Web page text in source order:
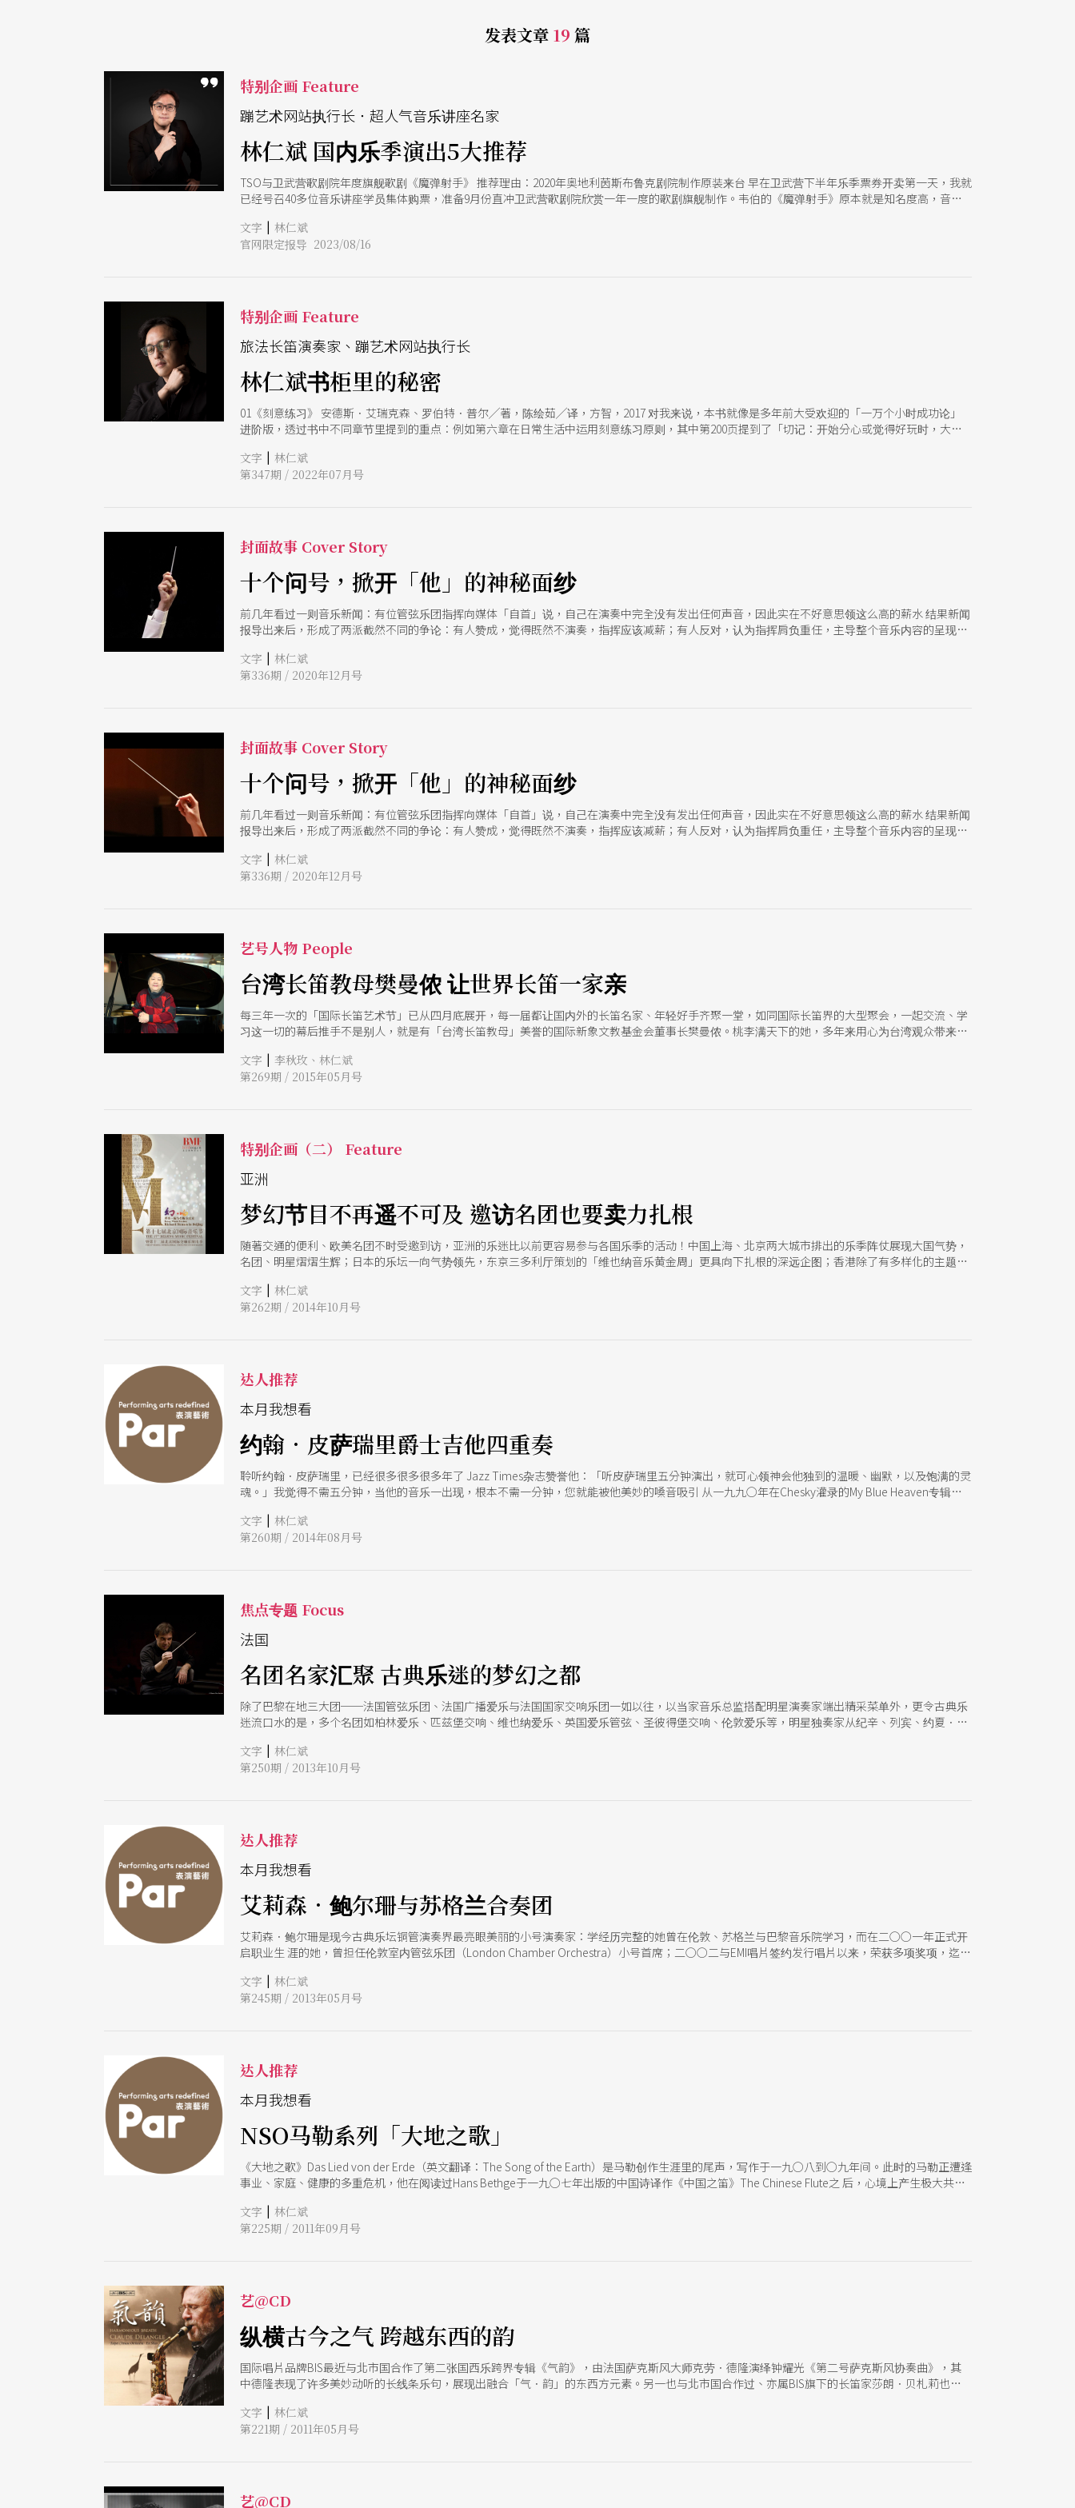
发表文章 19 篇
特别企画 Feature
蹦艺术网站执行长．超人气音乐讲座名家
林仁斌 国内乐季演出5大推荐
TSO与卫武营歌剧院年度旗舰歌剧《魔弹射手》 推荐理由：2020年奥地利茵斯布鲁克剧院制作原装来台 早在卫武营下半年乐季票券开卖第一天，我就
已经号召40多位音乐讲座学员集体购票，准备9月份直冲卫武营歌剧院欣赏一年一度的歌剧旗舰制作。韦伯的《魔弹射手》原本就是知名度高，音乐
作，更何况还有全场中文字幕，100%完整理解歌剧内容，这么好康的事情，我是绝对不会错过der！ 身为音乐人与推广者，我更能理解歌剧制作项目
的包山包海与预算费用的凶猛消耗，这些投资根本不是卖票能够回本的金额，因此能以实际行动支持，到场欣赏，是我诚恳的建议。本次《魔弹射
能获得萧邦钢琴大赛首奖演奏者，只有邓泰山一人，别无分号；而邓泰山老爷子多年来更以自身传承与教学经验，教育出多位大赛重要获奖者：2021
年最新第18届首奖得主刘晓禹（Bruce Liu），也是邓老得意门生。笔者研究萧邦钢琴大赛多年，对历届得奖者演奏如数家珍，因此对我来说，能再次
亲炙邓泰山的萧邦第2号现场风采，品味欣赏大师近年的音乐思维想法新境界，这场音乐会可说是吸引力满点的最棒选择。
文字 | 林仁斌
官网限定报导 2023/08/16
特别企画 Feature
旅法长笛演奏家、蹦艺术网站执行长
林仁斌书柜里的秘密
01《刻意练习》 安德斯．艾瑞克森、罗伯特．普尔╱著，陈绘茹╱译，方智，2017 对我来说，本书就像是多年前大受欢迎的「一万个小时成功论」
进阶版，透过书中不同章节里提到的重点：例如第六章在日常生活中运用刻意练习原则，其中第200页提到了「切记：开始分心或觉得好玩时，大概
文字 | 林仁斌
第347期 / 2022年07月号
封面故事 Cover Story
十个问号，掀开「他」的神秘面纱
前几年看过一则音乐新闻：有位管弦乐团指挥向媒体「自首」说，自己在演奏中完全没有发出任何声音，因此实在不好意思领这么高的薪水 结果新闻
报导出来后，形成了两派截然不同的争论：有人赞成，觉得既然不演奏，指挥应该减薪；有人反对，认为指挥肩负重任，主导整个音乐内容的呈现。
责执行细项业务，但却得面对每个决策的成与败。 然而，大众评断一位指挥的成功与否，看的究竟是舞台上的明星？还是排练中的大师？这些不同的
观点又有什么区别？ 且让我们透过十个面向，认识「指挥」这一行的历史与内涵
文字 | 林仁斌
第336期 / 2020年12月号
封面故事 Cover Story
十个问号，掀开「他」的神秘面纱
前几年看过一则音乐新闻：有位管弦乐团指挥向媒体「自首」说，自己在演奏中完全没有发出任何声音，因此实在不好意思领这么高的薪水 结果新闻
报导出来后，形成了两派截然不同的争论：有人赞成，觉得既然不演奏，指挥应该减薪；有人反对，认为指挥肩负重任，主导整个音乐内容的呈现。
责执行细项业务，但却得面对每个决策的成与败。 然而，大众评断一位指挥的成功与否，看的究竟是舞台上的明星？还是排练中的大师？这些不同的
观点又有什么区别？ 且让我们透过十个面向，认识「指挥」这一行的历史与内涵
文字 | 林仁斌
第336期 / 2020年12月号
艺号人物 People
台湾长笛教母樊曼侬 让世界长笛一家亲
每三年一次的「国际长笛艺术节」已从四月底展开，每一届都让国内外的长笛名家、年轻好手齐聚一堂，如同国际长笛界的大型聚会，一起交流、学
习这一切的幕后推手不是别人，就是有「台湾长笛教母」美誉的国际新象文教基金会董事长樊曼侬。桃李满天下的她，多年来用心为台湾观众带来许
人了解长笛之美
文字 | 李秋玫、林仁斌
第269期 / 2015年05月号
特别企画（二） Feature
亚洲
梦幻节目不再遥不可及 邀访名团也要卖力扎根
随著交通的便利、欧美名团不时受邀到访，亚洲的乐迷比以前更容易参与各国乐季的活动！中国上海、北京两大城市排出的乐季阵仗展现大国气势，
名团、明星熠熠生辉；日本的乐坛一向气势领先，东京三多利厅策划的「维也纳音乐黄金周」更具向下扎根的深远企图；香港除了有多样化的主题音
文字 | 林仁斌
第262期 / 2014年10月号
达人推荐
本月我想看
约翰．皮萨瑞里爵士吉他四重奏
聆听约翰．皮萨瑞里，已经很多很多很多年了 Jazz Times杂志赞誉他：「听皮萨瑞里五分钟演出，就可心领神会他独到的温暖、幽默，以及饱满的灵
魂。」我觉得不需五分钟，当他的音乐一出现，根本不需一分钟，您就能被他美妙的嗓音吸引 从一九九○年在Chesky灌录的My Blue Heaven专辑里
Duke Ellington（2010），及与父亲Bucky Pizzarelli合作的Family Fugue，约翰的嗓音日益成熟，演唱轻松恬适，不但拥有正统的爵士歌手丰富的歌唱
技巧与歌唱演绎，还有他杰出优异的吉他演奏技巧，可说是张张精采，曲曲动人。 在八月份的炎热季节里，安排一个浪漫的周末爵士之夜，光是想像
文字 | 林仁斌
第260期 / 2014年08月号
焦点专题 Focus
法国
名团名家汇聚 古典乐迷的梦幻之都
除了巴黎在地三大团──法国管弦乐团、法国广播爱乐与法国国家交响乐团一如以往，以当家音乐总监搭配明星演奏家端出精采菜单外，更令古典乐
迷流口水的是，多个名团如柏林爱乐、匹兹堡交响、维也纳爱乐、英国爱乐管弦、圣彼得堡交响、伦敦爱乐等，明星独奏家从纪辛、列宾、约夏．贝
文字 | 林仁斌
第250期 / 2013年10月号
达人推荐
本月我想看
艾莉森．鲍尔珊与苏格兰合奏团
艾莉森．鲍尔珊是现今古典乐坛铜管演奏界最亮眼美丽的小号演奏家：学经历完整的她曾在伦敦、苏格兰与巴黎音乐院学习，而在二○○一年正式开
启职业生 涯的她，曾担任伦敦室内管弦乐团（London Chamber Orchestra）小号首席；二○○二与EMI唱片签约发行唱片以来，荣获多项奖项，迄今
而，聆听艾莉森．鲍尔珊的演奏绝对是相当令人舒适悦耳的经 验，她的音色亮丽而不压迫，能够轻易地将音域拔尖拉高（其实是嘴劲与身体协调性极
佳，技术超群），轻松展现出华丽灿烂的铜管之音。而她在历年的多张专 辑中，也展现出对各种号类乐器精湛技术与多元化风格之演奏，可说是技巧
文字 | 林仁斌
第245期 / 2013年05月号
达人推荐
本月我想看
NSO马勒系列「大地之歌」
《大地之歌》Das Lied von der Erde（英文翻译：The Song of the Earth）是马勒创作生涯里的尾声，写作于一九○八到○九年间。此时的马勒正遭逢
事业、家庭、健康的多重危机，他在阅读过Hans Bethge于一九○七年出版的中国诗译作《中国之笛》The Chinese Flute之 后，心境上产生极大共鸣
地之歌」之标题，三年后却也无法摆脱这心中最畏惧之心魔，就在第十号交响曲未完成之际，于一九一一年五月逝世。 NSO音乐 总监吕绍嘉正带领
NSO逐渐融合，双方在上一个乐季中共同展现亮丽票房与气势。因而在新乐季中，笔者则更期盼听见更多的双方的水乳交融，以及NSO对于马 勒晚年
文字 | 林仁斌
第225期 / 2011年09月号
艺@CD
纵横古今之气 跨越东西的韵
国际唱片品牌BIS最近与北市国合作了第二张国西乐跨界专辑《气韵》，由法国萨克斯风大师克劳．德隆演绎钟耀光《第二号萨克斯风协奏曲》，其
中德隆表现了许多美妙动听的长线条乐句，展现出融合「气．韵」的东西方元素。另一也与北市国合作过、亦属BIS旗下的长笛家莎朗．贝札莉也推
文字 | 林仁斌
第221期 / 2011年05月号
艺@CD